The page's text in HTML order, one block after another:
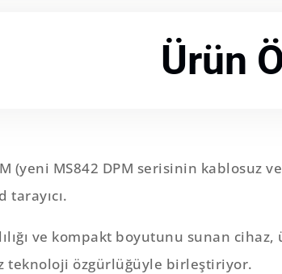
Ürün
(yeni MS842 DPM serisinin kablosuz
tarayıcı.
ve kompakt boyutunu sunan
teknoloji özgürlüğüyle birleştiriyor.